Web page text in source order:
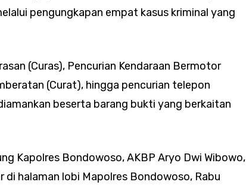
pengungkapan empat kasus kriminal yang
(Curas), Pencurian Kendaraan Bermotor
(Curat), hingga pencurian telepon
beserta barang bukti yang berkaitan
Kapolres Bondowoso, AKBP Aryo Dwi Wibowo,
halaman lobi Mapolres Bondowoso, Rabu